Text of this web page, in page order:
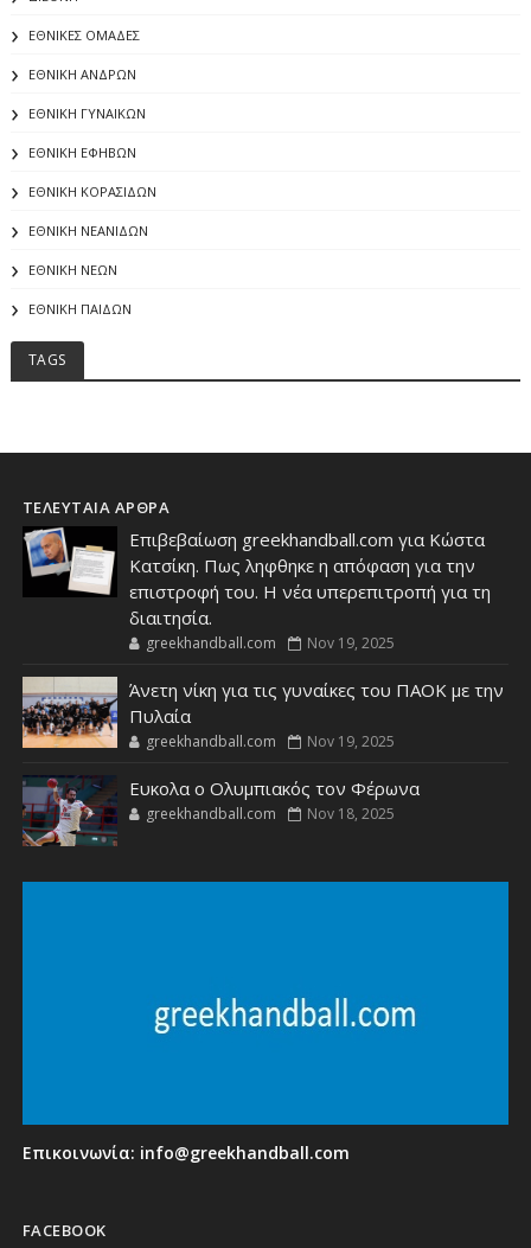
ΕΘΝΙΚΕΣ ΟΜΑΔΕΣ
ΕΘΝΙΚΗ ΑΝΔΡΩΝ
ΕΘΝΙΚΗ ΓΥΝΑΙΚΩΝ
ΕΘΝΙΚΗ ΕΦΗΒΩΝ
ΕΘΝΙΚΗ ΚΟΡΑΣΙΔΩΝ
ΕΘΝΙΚΗ ΝΕΑΝΙΔΩΝ
ΕΘΝΙΚΗ ΝΕΩΝ
ΕΘΝΙΚΗ ΠΑΙΔΩΝ
TAGS
ΤΕΛΕΥΤΑΙΑ ΑΡΘΡΑ
Επιβεβαίωση greekhandball.com για Κώστα
Κατσίκη. Πως ληφθηκε η απόφαση για την
επιστροφή του. Η νέα υπερεπιτροπή για τη
διαιτησία.
greekhandball.com Nov 19, 2025
Άνετη νίκη για τις γυναίκες του ΠΑΟΚ με την
Πυλαία
greekhandball.com Nov 19, 2025
Ευκολα ο Ολυμπιακός τον Φέρωνα
greekhandball.com Nov 18, 2025
Επικοινωνία: info@greekhandball.com
FACEBOOK